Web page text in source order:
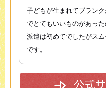
子どもが生まれてブラン
でとてもいいものがあった
派遣は初めてでしたがス
です。